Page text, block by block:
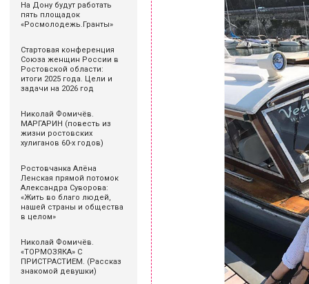
На Дону будут работать
пять площадок
«Росмолодежь.Гранты»
Стартовая конференция
Союза женщин России в
Ростовской области:
итоги 2025 года. Цели и
задачи на 2026 год
Николай Фомичёв.
МАРГАРИН (повесть из
жизни ростовских
хулиганов 60-х годов)
Ростовчанка Алёна
Ленская прямой потомок
Александра Суворова:
«Жить во благо людей,
нашей страны и общества
в целом»
Николай Фомичёв.
«ТОРМОЗЯКА» С
ПРИСТРАСТИЕМ. (Рассказ
знакомой девушки)